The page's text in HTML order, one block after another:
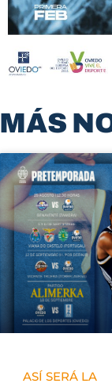
MÁS
ASÍ SERÁ LA